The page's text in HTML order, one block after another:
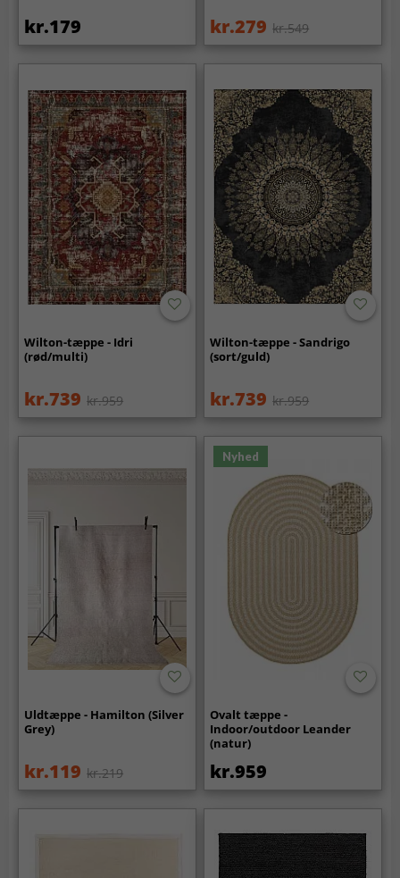
kr.179 kr.279 kr.549
Wilton-tæppe - Idri
(rød/multi)
kr.739 kr.959
Wilton-tæppe - Sandrigo
(sort/guld)
kr.739 kr.959
Uldtæppe - Hamilton (Silver
Grey)
kr.119 kr.219
Nyhed
Ovalt tæppe -
Indoor/outdoor Leander
(natur)
kr.959